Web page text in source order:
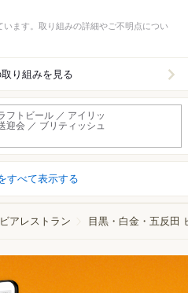
ます。取り組みの詳細やご不明点につい
り組みを見る
フトビール ／ アイリッ
迎会 ／ ブリティッシュ
すべて表示する
アレストラン 目黒・白金・五反田